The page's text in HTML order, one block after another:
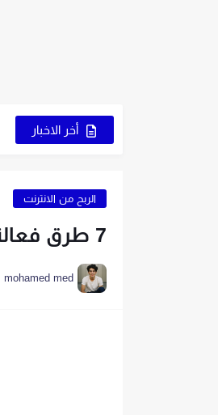
أخر الاخبار
الربح من الانترنت
7 طرق فعالة ومضمونة لربح المال من الإنترنت (ابدأ رحلتك اليوم).
mohamed med